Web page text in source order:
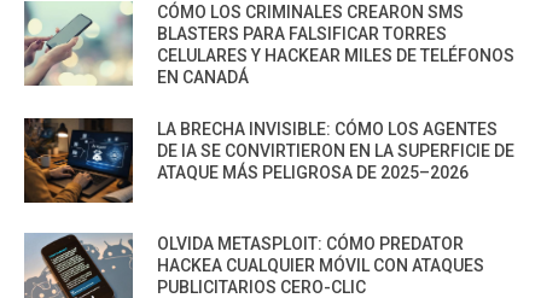
CÓMO LOS CRIMINALES CREARON SMS
BLASTERS PARA FALSIFICAR TORRES
CELULARES Y HACKEAR MILES DE TELÉFONOS
EN CANADÁ
LA BRECHA INVISIBLE: CÓMO LOS AGENTES
DE IA SE CONVIRTIERON EN LA SUPERFICIE DE
ATAQUE MÁS PELIGROSA DE 2025–2026
OLVIDA METASPLOIT: CÓMO PREDATOR
HACKEA CUALQUIER MÓVIL CON ATAQUES
PUBLICITARIOS CERO-CLIC